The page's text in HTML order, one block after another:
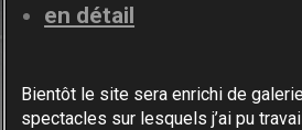
en détail
Bientôt le site sera enrichi de
spectacles sur lesquels j’ai pu